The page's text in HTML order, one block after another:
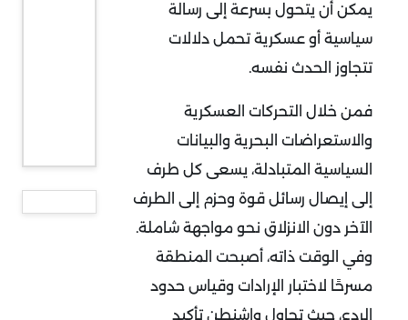
يمكن أن يتحول بسرعة إلى رسالة
سياسية أو عسكرية تحمل دلالات
تتجاوز الحدث نفسه.
فمن خلال التحركات العسكرية
والاستعراضات البحرية والبيانات
السياسية المتبادلة، يسعى كل طرف
إلى إيصال رسائل قوة وحزم إلى الطرف
الآخر دون الانزلاق نحو مواجهة شاملة.
وفي الوقت ذاته، أصبحت المنطقة
مسرحًا لاختبار الإرادات وقياس حدود
الردع، حيث تحاول واشنطن تأكيد